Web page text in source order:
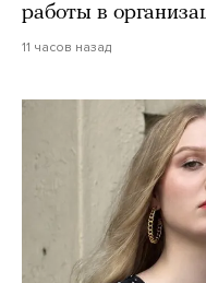
работы в
11 часов назад